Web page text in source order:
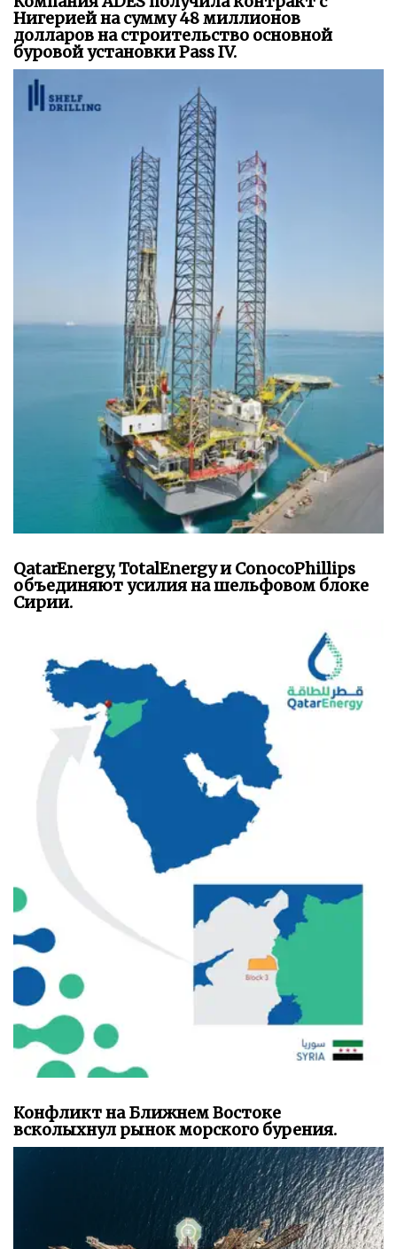
Нигерией на сумму 48 миллионов
долларов на строительство основной
буровой установки Pass IV.
QatarEnergy, TotalEnergy и ConocoPhillips
объединяют усилия на шельфовом блоке
Сирии.
Конфликт на Ближнем Востоке
всколыхнул рынок морского бурения.